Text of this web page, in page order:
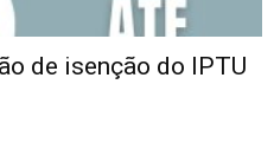
de isenção do IPTU